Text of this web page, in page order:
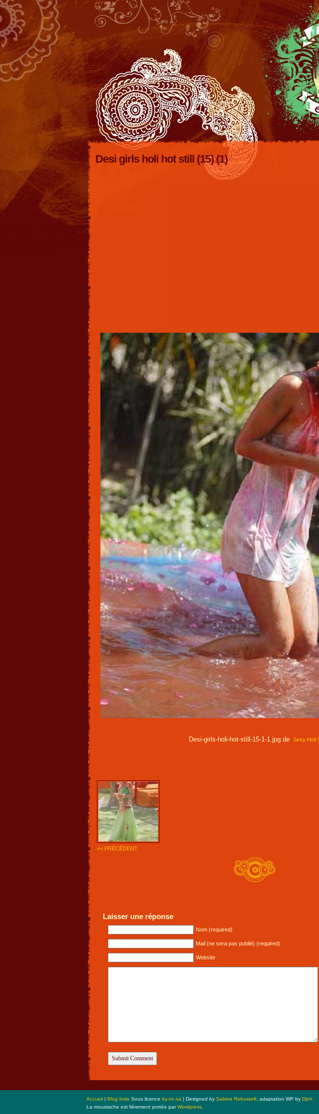
Desi girls holi hot still (15) (1)
Desi-girls-holi-hot-still-15-1-1.jpg de Sexy Holi !
<< PRÉCÉDENT
Laisser une réponse
Nom (required)
Mail (ne sera pas publié) (required)
Website
Accueil | Blog Inde Sous licence by-nc-sa | Designed by Sabine Robustelli , adaptation WP by Djoh
La moustache est fièrement portée parWordpress